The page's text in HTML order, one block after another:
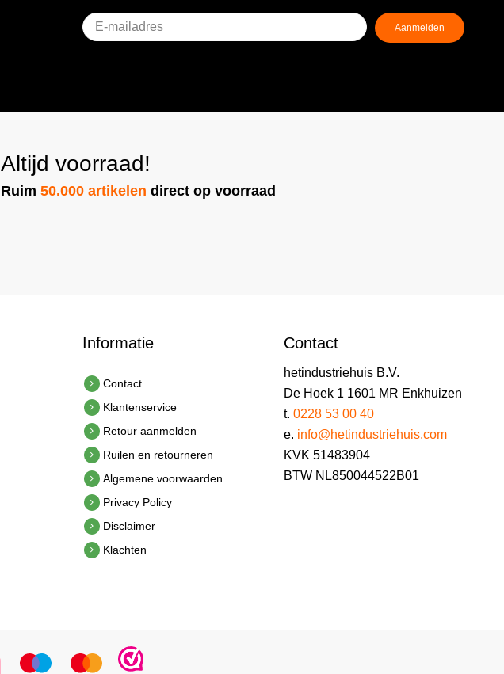
E-
mailadres(Vereist)
Aanmelden
Altijd voorraad!
Ruim50.000 artikelen direct op voorraad
Informatie
Contact
Klantenservice
Retour aanmelden
Ruilen en retourneren
Algemene voorwaarden
Privacy Policy
Disclaimer
Klachten
Contact
hetindustriehuis B.V.
De Hoek 1 1601 MR Enkhuizen
t. 0228 53 00 40
e. info@hetindustriehuis.com
KVK 51483904
BTW NL850044522B01